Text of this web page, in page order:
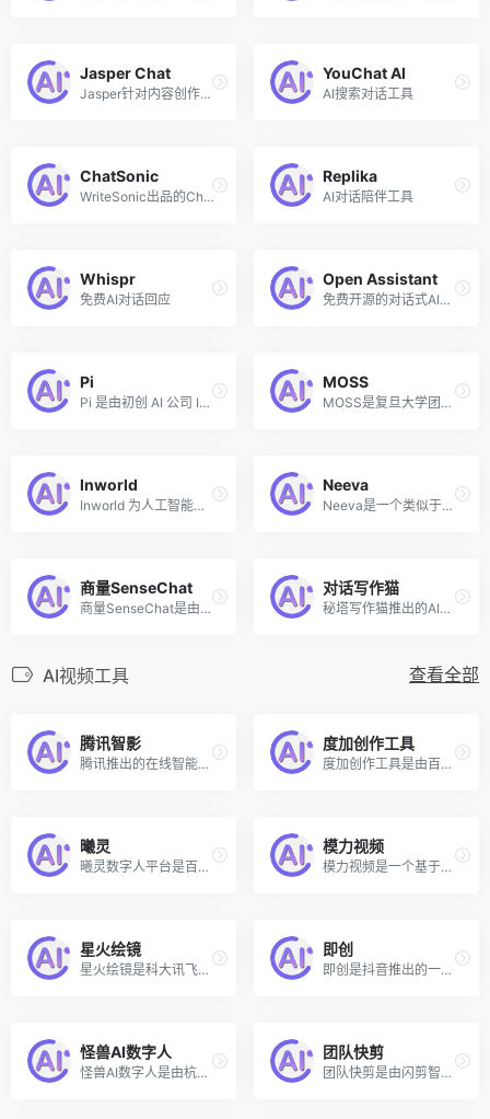
Jasper Chat
Jasper针对内容创作者出品的AI聊天工具
YouChat AI
AI搜索对话工具
ChatSonic
WriteSonic出品的ChatGPT竞品
Replika
AI对话陪伴工具
Whispr
免费AI对话回应
Open Assistant
免费开源的对话式AI，GitHub星标超3万
Pi
Pi 是由初创 AI 公司 Infelection AI 推出的一个AI聊天机器人，该公司由 DeepMind 联合创始人 Mustafa Suleyman、LinkedIn 联合创始人 Reid Hoffman 和 前 DeepMind 研究员 Karén Simonyan 共同创立。Pi 则是 Inflection AI 推出的第一个产品，其用户可以直接通过一个应用程序，或通过文本、WhatsApp、Instagram和Facebook与聊天机器人进行个人对话。
MOSS
MOSS是复旦大学团队开发的国内第一个发布的对话式大型语言模型，今年2月邀公众参与内测。它可以执行对话生成、编程、事实问答等一系列任务，打通了让生成式语言模型理解人类意图并具有对话能力的全部技术路径。4月21日，新版MOSS模型正式上线并宣布开源。
Inworld
Inworld 为人工智能虚拟角色提供了一个完全集成的平台，它在大语言模型（LLM）的基础上开发，并拓展了可配置的安全性、知识、内存、叙事控制、多模态等特性。用户可以通过该平台塑造具有独特个性和背景意识的虚拟人物，并可以无缝集成到实时应用程序中，内置规模和性能优化功能。
Neeva
Neeva是一个类似于New Bing的搜索引擎，同样集成了AI问答的功能。
商量SenseChat
商量SenseChat是由商汤科技研发的一款基于自然语言处理技术的人工智能大语言模型，具备超凡的语言理解、生成能力，将科技与人文相互交融。
对话写作猫
秘塔写作猫推出的AI对话聊天工具
AI视频工具 查看全部
腾讯智影
腾讯推出的在线智能视频创作平台
度加创作工具
度加创作工具是由百度出品的、人人可用的AIGC创作工具网站。度加致力于通过AI能力降低内容生产门槛，提升创作效率，一站式聚合百度AIGC能力，引领跨时代的内容生产方式。度加的主要功能包括AI成片（图文成片/文字成片）、AI笔记（智能图文生成）、AI数字人等。
曦灵
曦灵数字人平台是百度公司推出的一款先进的数字人技术解决方案，为用户提供一站式的数字人创建、管理和应用服务。该平台具备虚拟直播、专业视频制作、智能对话等核心功能，支持快速生成高质量的2D和3D数字人形象。
模力视频
模力视频是一个基于人工智能技术的在线视频编辑平台，通过AI剪辑功能，使用户能够快速制作出适应不同场景的高质量视频内容，该平台拥有丰富的高清视频模板。
星火绘镜
星火绘镜是科大讯飞推出的AI短视频创作平台，能够将用户输入的文本描述自动转换成视频内容（如短剧、预告片、MV），包括生成视频剧本、分镜，最终形成完整的短视频。
即创
即创是抖音推出的一站式电商智能创作平台，提供AI视频创作、图文创作和直播创作三大功能，全方面满足短视频和抖音电商从业者的创作需求，节省短视频直播的成本和时间。
怪兽AI数字人
怪兽AI数字人是由杭州怪兽智能科技开发的一个人工智能数字人视频创作平台，专注于利用AI技术包括真人形象克隆、声音克隆、实时视频渲染、唇形同步驱动等创建和定制数字人形象和声音。该平台提供了一系列的AI功能和服务，使得用户能够在短视频创作、直播、交互式内容制作等领域中，快速生成并使用数字人。
团队快剪
团队快剪是由闪剪智能开发的一款专为团队带货打造的AI视频创作系统，集成了爆款脚本库、短视频拍摄模板和商品素材管理功能，旨在帮助本地生活服务商家和品牌提高视频内容创作和团队管理的效率。